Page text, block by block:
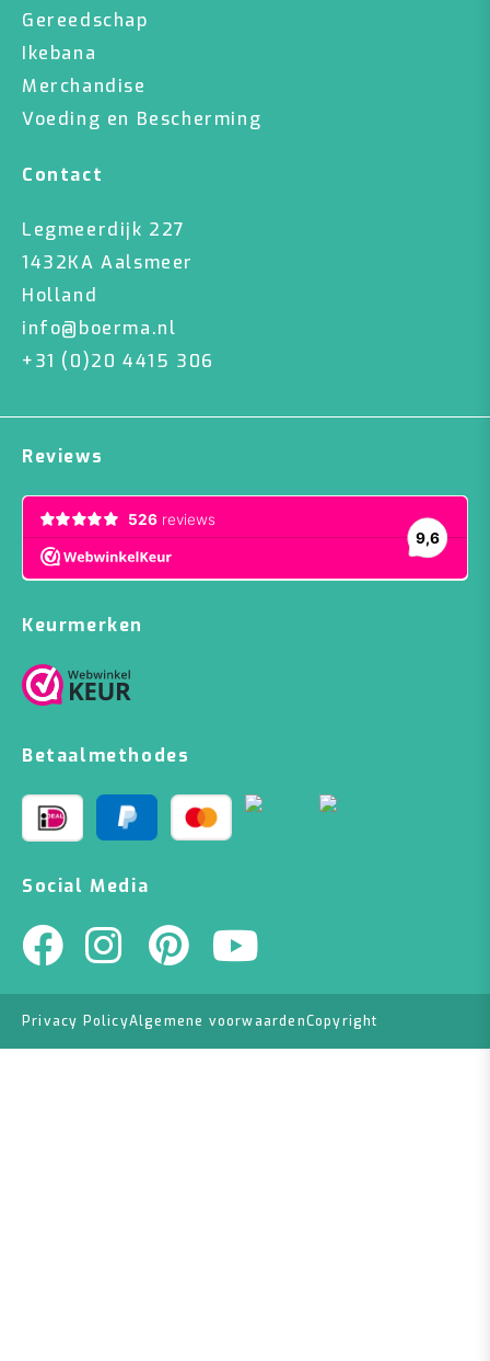
Gereedschap
Ikebana
Merchandise
Voeding en Bescherming
Contact
Legmeerdijk 227
1432KA Aalsmeer
Holland
info@boerma.nl
+31 (0)20 4415 306
Reviews
Keurmerken
Betaalmethodes
Social Media
Privacy PolicyAlgemene voorwaardenCopyright